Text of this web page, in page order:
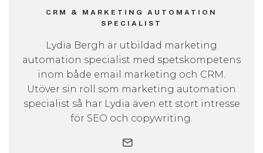
CRM & MARKETING AUTOMATION
SPECIALIST
Lydia Bergh är utbildad marketing
automation specialist med spetskompetens
inom både email marketing och CRM.
Utöver sin roll som marketing automation
specialist så har Lydia även ett stort intresse
för SEO och copywriting.